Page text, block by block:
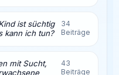
ist süchtig
kann ich tun?
34
Beiträge
mit Sucht,
43
Beiträge